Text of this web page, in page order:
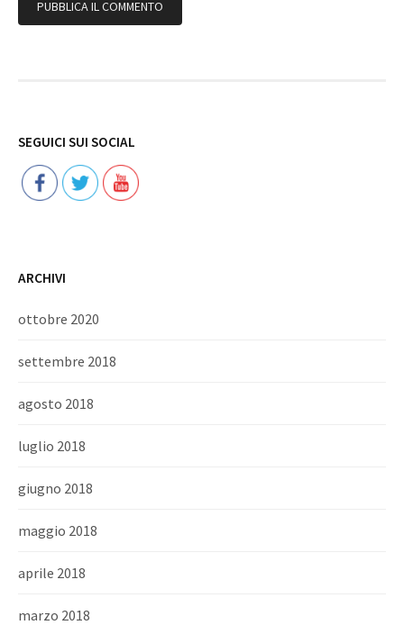
SEGUICI SUI SOCIAL
ARCHIVI
ottobre 2020
settembre 2018
agosto 2018
luglio 2018
giugno 2018
maggio 2018
aprile 2018
marzo 2018